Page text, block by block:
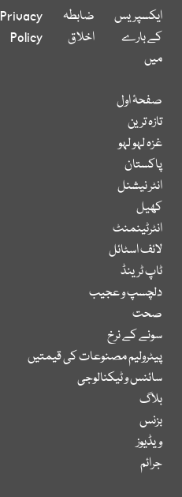
ایکسپریس
کے بارے
میں
ضابطہ
اخلاق
Privacy
Policy
صفحۂ اول
تازہ ترین
غزہ لہو لہو
پاکستان
انٹر نیشنل
کھیل
انٹرٹینمنٹ
لائف اسٹائل
ٹاپ ٹرینڈ
دلچسپ و عجیب
صحت
سونے کے نرخ
پیٹرولیم مصنوعات کی قیمتیں
سائنس و ٹیکنالوجی
بلاگ
بزنس
ویڈیوز
جرائم